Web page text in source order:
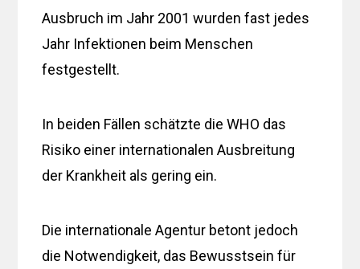
Ausbruch im Jahr 2001 wurden fast jedes
Jahr Infektionen beim Menschen
festgestellt.
In beiden Fällen schätzte die WHO das
Risiko einer internationalen Ausbreitung
der Krankheit als gering ein.
Die internationale Agentur betont jedoch
die Notwendigkeit, das Bewusstsein für